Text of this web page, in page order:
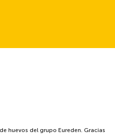
huevos del grupo Eureden. Gracias